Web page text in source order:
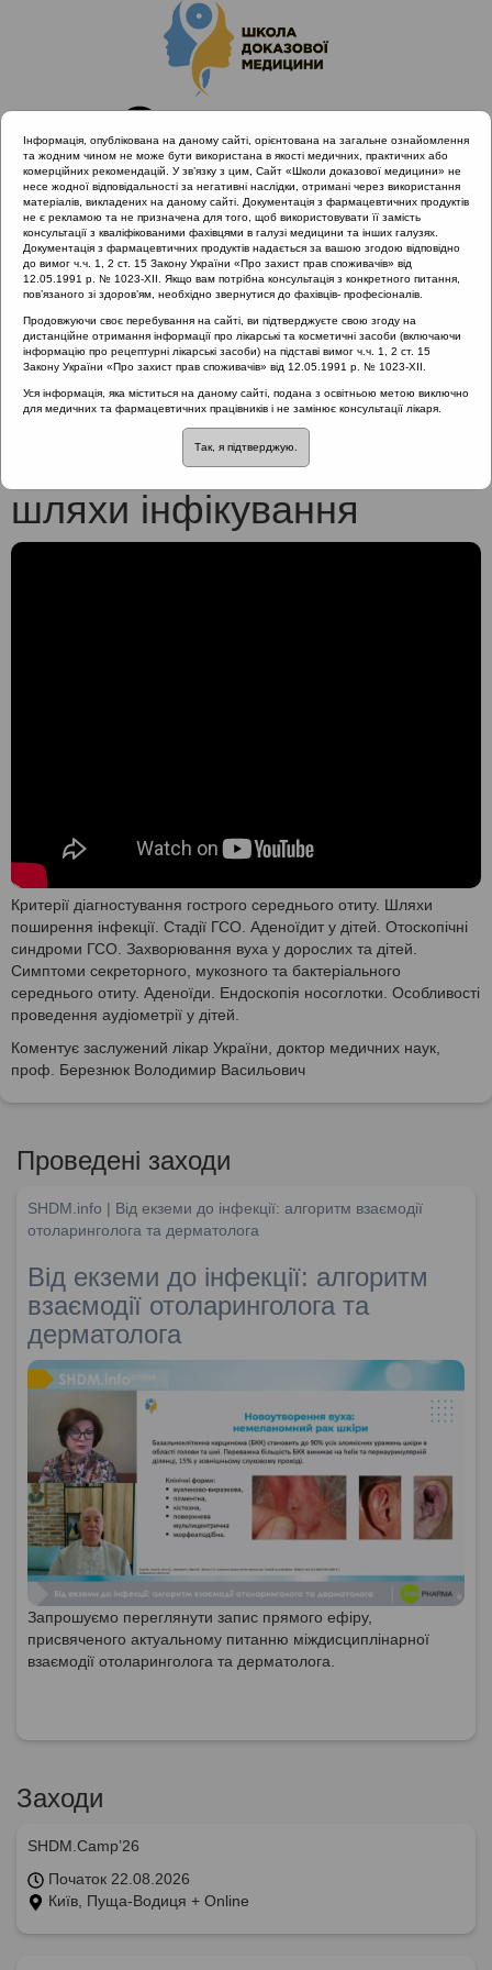
Головна
Проведені заходи
Міждисциплінарний підхід до діагностики та лікування
гострого риносинуситу та отиту з позицій доказової медицини
Гострий середній отит: критерії діагнозу та шляхи
інфікування
Гострий середній отит:
критерії діагнозу та
шляхи інфікування
Критерії діагностування гострого середнього отиту. Шляхи
поширення інфекції. Стадії ГСО. Аденоїдит у дітей. Отоскопічні
синдроми ГСО. Захворювання вуха у дорослих та дітей.
Симптоми секреторного, мукозного та бактеріального
середнього отиту. Аденоїди. Ендоскопія носоглотки. Особливості
проведення аудіометрії у дітей.
Коментує заслужений лікар України, доктор медичних наук,
проф. Березнюк Володимир Васильович
Проведені заходи
SHDM.info | Від екземи до інфекції: алгоритм взаємодії
отоларинголога та дерматолога
Від екземи до інфекції: алгоритм
взаємодії отоларинголога та
дерматолога
Запрошуємо переглянути запис прямого ефіру,
присвяченого актуальному питанню міждисциплінарної
взаємодії отоларинголога та дерматолога.
Заходи
SHDM.Camp’26
Початок 22.08.2026
Київ, Пуща-Водиця + Online
Інформація, опублікована на даному сайті, орієнтована на загальне ознайомлення
та жодним чином не може бути використана в якості медичних, практичних або
комерційних рекомендацій. У зв’язку з цим, Сайт «Школи доказової медицини» не
несе жодної відповідальності за негативні наслідки, отримані через використання
матеріалів, викладених на даному сайті. Документація з фармацевтичних продуктів
не є рекламою та не призначена для того, щоб використовувати її замість
консультації з кваліфікованими фахівцями в галузі медицини та інших галузях.
Документація з фармацевтичних продуктів надається за вашою згодою відповідно
до вимог ч.ч. 1, 2 ст. 15 Закону України «Про захист прав споживачів» від
12.05.1991 р. № 1023-XII. Якщо вам потрібна консультація з конкретного питання,
пов’язаного зі здоров’ям, необхідно звернутися до фахівців- професіоналів.
Продовжуючи своє перебування на сайті, ви підтверджуєте свою згоду на
дистанційне отримання інформації про лікарські та косметичні засоби (включаючи
інформацію про рецептурні лікарські засоби) на підставі вимог ч.ч. 1, 2 ст. 15
Закону України «Про захист прав споживачів» від 12.05.1991 р. № 1023-XII.
Уся інформація, яка міститься на даному сайті, подана з освітньою метою виключно
для медичних та фармацевтичних працівників і не замінює консультації лікаря.
Так, я підтверджую.